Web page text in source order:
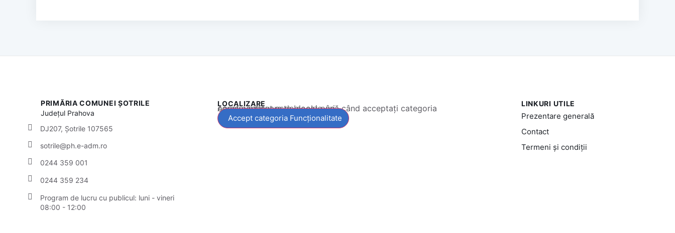
PRIMĂRIA COMUNEI ȘOTRILE
Județul Prahova
DJ207, Șotrile 107565
sotrile@ph.e-adm.ro
0244 359 001
0244 359 234
Program de lucru cu publicul: luni - vineri
08:00 - 12:00
LOCALIZARE
Acest conținut este blocat până când acceptați categoria corespunzătoare de cookie-uri.
Accept categoria Funcționalitate
LINKURI UTILE
Prezentare generală
Contact
Termeni și condiții